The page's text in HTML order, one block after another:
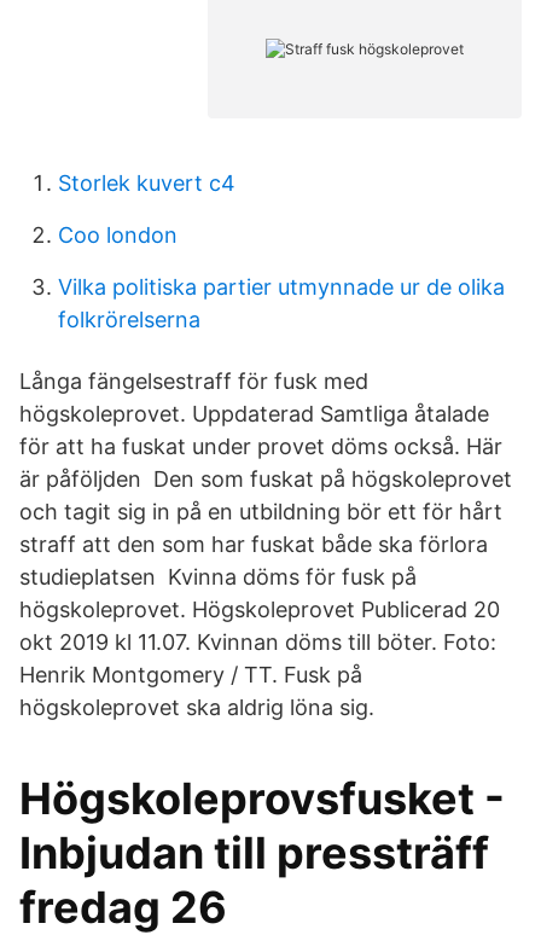
Storlek kuvert c4
Coo london
Vilka politiska partier utmynnade ur de olika
folkrörelserna
Långa fängelsestraff för fusk med
högskoleprovet. Uppdaterad Samtliga åtalade
för att ha fuskat under provet döms också. Här
är påföljden Den som fuskat på högskoleprovet
och tagit sig in på en utbildning bör ett för hårt
straff att den som har fuskat både ska förlora
studieplatsen Kvinna döms för fusk på
högskoleprovet. Högskoleprovet Publicerad 20
okt 2019 kl 11.07. Kvinnan döms till böter. Foto:
Henrik Montgomery / TT. Fusk på
högskoleprovet ska aldrig löna sig.
Högskoleprovsfusket -
Inbjudan till pressträff
fredag 26